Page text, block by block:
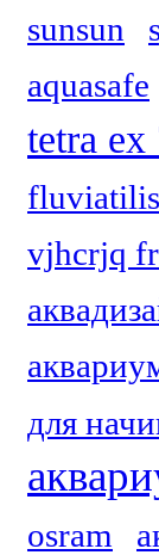
sunsun
aquasafe
tetra ex
fluviatilis
vjhcrjq
для
osram